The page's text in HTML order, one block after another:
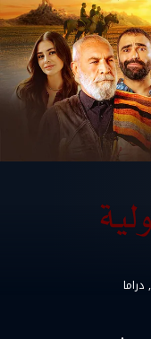
دراما